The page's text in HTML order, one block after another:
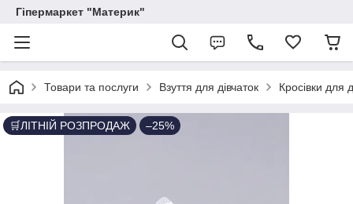
Гіпермаркет "Материк"
Товари та послуги Взуття для дівчаток Кросівки для
🛒ЛІТНІЙ РОЗПРОДАЖ –25%